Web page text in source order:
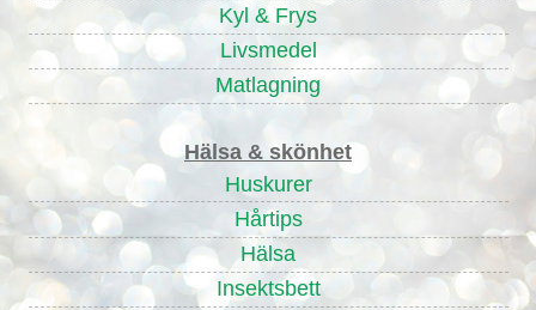
Kyl & Frys
Livsmedel
Matlagning
Hälsa & skönhet
Huskurer
Hårtips
Hälsa
Insektsbett